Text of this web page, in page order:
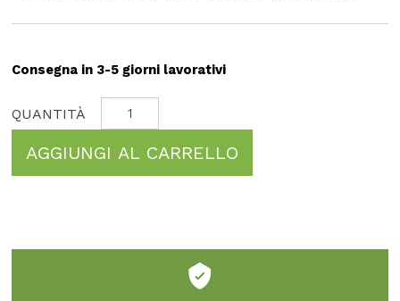
Consegna in 3-5 giorni lavorativi
AGGIUNGI AL CARRELLO